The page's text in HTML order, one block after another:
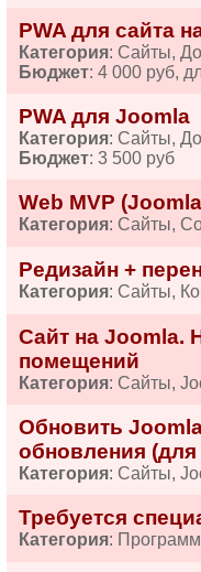
PWA для сайта
Категория: Сайты,
Бюджет: 4 000 руб,
PWA для Joomla
Категория: Сайты,
Бюджет: 3 500 руб
Web MVP
Категория: Сайты,
Редизайн +
Категория: Сайты,
Сайт на Joomla.
помещений
Категория: Сайты,
Обновить
обновления (для
Категория: Сайты,
Требуется
Категория: